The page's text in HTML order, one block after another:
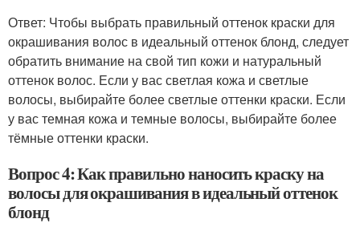
Ответ: Чтобы выбрать правильный оттенок краски для
окрашивания волос в идеальный оттенок блонд, следует
обратить внимание на свой тип кожи и натуральный
оттенок волос. Если у вас светлая кожа и светлые
волосы, выбирайте более светлые оттенки краски. Если
у вас темная кожа и темные волосы, выбирайте более
тёмные оттенки краски.
Вопрос 4: Как правильно наносить краску на
волосы для окрашивания в идеальный оттенок
блонд